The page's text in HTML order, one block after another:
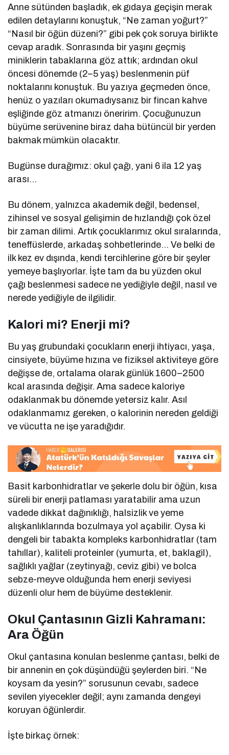
Anne sütünden başladık, ek gıdaya geçişin merak
edilen detaylarını konuştuk, “Ne zaman yoğurt?”
“Nasıl bir öğün düzeni?” gibi pek çok soruya birlikte
cevap aradık. Sonrasında bir yaşını geçmiş
miniklerin tabaklarına göz attık; ardından okul
öncesi dönemde (2–5 yaş) beslenmenin püf
noktalarını konuştuk. Bu yazıya geçmeden önce,
henüz o yazıları okumadıysanız bir fincan kahve
eşliğinde göz atmanızı öneririm. Çocuğunuzun
büyüme serüvenine biraz daha bütüncül bir yerden
bakmak mümkün olacaktır.
Bugünse durağımız: okul çağı, yani 6 ila 12 yaş
arası…
Bu dönem, yalnızca akademik değil, bedensel,
zihinsel ve sosyal gelişimin de hızlandığı çok özel
bir zaman dilimi. Artık çocuklarımız okul sıralarında,
teneffüslerde, arkadaş sohbetlerinde… Ve belki de
ilk kez ev dışında, kendi tercihlerine göre bir şeyler
yemeye başlıyorlar. İşte tam da bu yüzden okul
çağı beslenmesi sadece ne yediğiyle değil, nasıl ve
nerede yediğiyle de ilgilidir.
Kalori mi? Enerji mi?
Bu yaş grubundaki çocukların enerji ihtiyacı, yaşa,
cinsiyete, büyüme hızına ve fiziksel aktiviteye göre
değişse de, ortalama olarak günlük 1600–2500
kcal arasında değişir. Ama sadece kaloriye
odaklanmak bu dönemde yetersiz kalır. Asıl
odaklanmamız gereken, o kalorinin nereden geldiği
ve vücutta ne işe yaradığıdır.
Basit karbonhidratlar ve şekerle dolu bir öğün, kısa
süreli bir enerji patlaması yaratabilir ama uzun
vadede dikkat dağınıklığı, halsizlik ve yeme
alışkanlıklarında bozulmaya yol açabilir. Oysa ki
dengeli bir tabakta kompleks karbonhidratlar (tam
tahıllar), kaliteli proteinler (yumurta, et, baklagil),
sağlıklı yağlar (zeytinyağı, ceviz gibi) ve bolca
sebze-meyve olduğunda hem enerji seviyesi
düzenli olur hem de büyüme desteklenir.
Okul Çantasının Gizli Kahramanı:
Ara Öğün
Okul çantasına konulan beslenme çantası, belki de
bir annenin en çok düşündüğü şeylerden biri. “Ne
koysam da yesin?” sorusunun cevabı, sadece
sevilen yiyecekler değil; aynı zamanda dengeyi
koruyan öğünlerdir.
İşte birkaç örnek: